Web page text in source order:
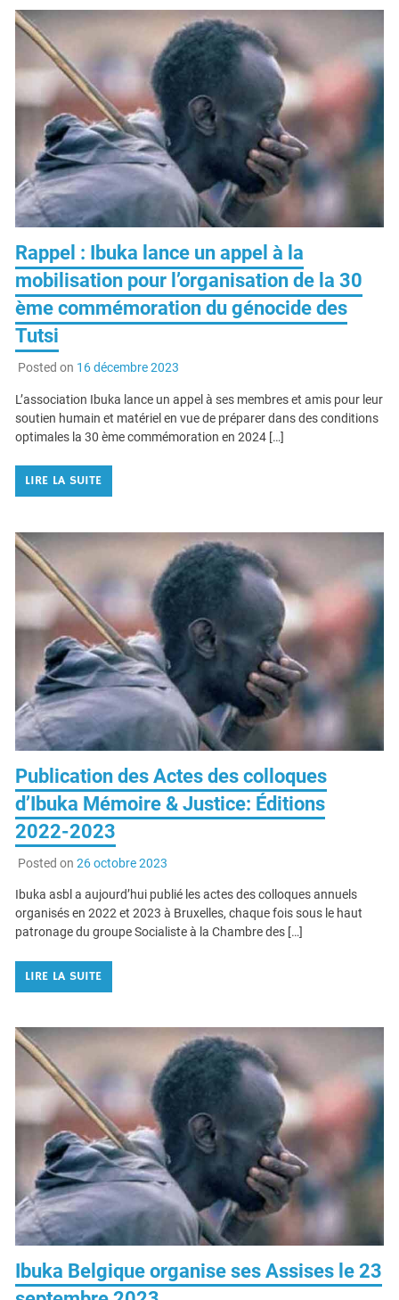
LIRE LA SUITE
Rappel : Ibuka lance un appel à la
mobilisation pour l’organisation de la 30
ème commémoration du génocide des
Posted on16 décembre 2023
soutien humain et matériel en vue de préparer dans des conditions
optimales la 30 ème commémoration en 2024 […]
LIRE LA SUITE
Publication des Actes des colloques
d’Ibuka Mémoire & Justice: Éditions
Posted on26 octobre 2023
organisés en 2022 et 2023 à Bruxelles, chaque fois sous le haut
patronage du groupe Socialiste à la Chambre des […]
LIRE LA SUITE